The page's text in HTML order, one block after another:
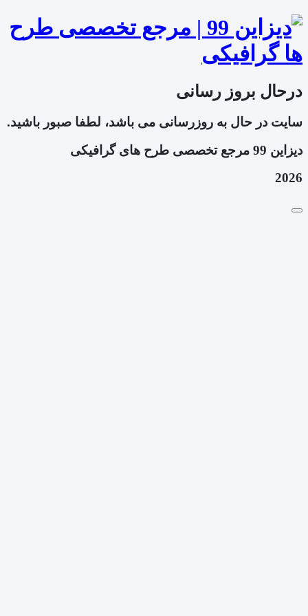
درحال بروز رسانی
سایت در حال به روزرسانی می باشد، لطفا صبور باشید.
دیزاین 99 مرجع تخصصی طرح های گرافیکی
2026